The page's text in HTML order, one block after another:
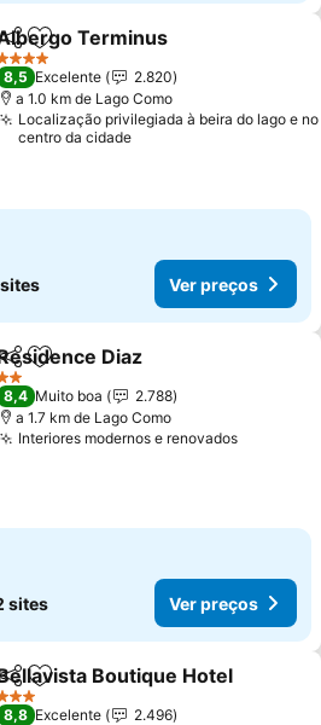
Adicionar aos favoritos
Terminus
Estrelas
8,5 Excelente
2.820
a 1.0 km de Lago Como
Localização privilegiada à beira do lago e no
centro da cidade
Ver preços
Adicionar aos favoritos
Diaz
Estrelas
8,4 Muito boa
2.788
a 1.7 km de Lago Como
Interiores modernos e renovados
sites Ver preços
Adicionar aos favoritos
Boutique Hotel
Estrelas
8,8 Excelente
2.496